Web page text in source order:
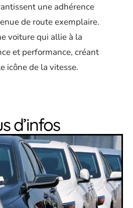
une adhérence
de route exemplaire.
voiture qui allie à la
et performance, créant
icône de la vitesse.
d’infos